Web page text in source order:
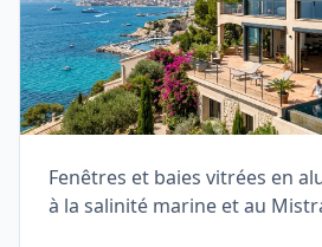
Fenêtres et baies vitrées en
à la salinité marine et au